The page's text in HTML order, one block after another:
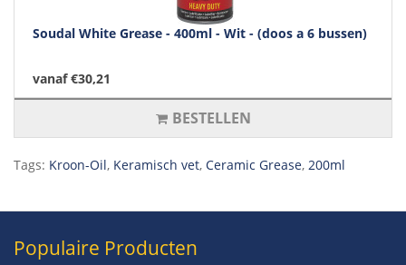
Soudal White Grease - 400ml - Wit - (doos a 6 bussen)
vanaf €30,21
BESTELLEN
Tags: Kroon-Oil, Keramisch vet, Ceramic Grease, 200ml
Populaire Producten